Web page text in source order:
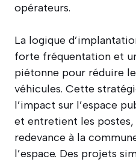
opérateurs.
La logique
forte fréquentation et
piétonne pour réduire
véhicules. Cette
l’impact sur l’espace
et entretient les postes,
redevance à la
l’espace. Des projets